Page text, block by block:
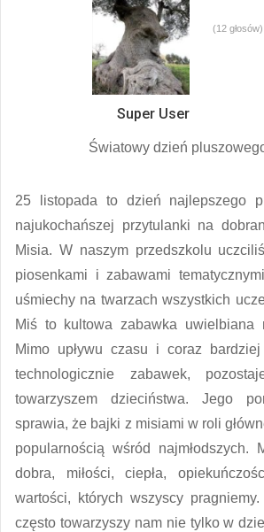
Super User
(12 głosów)
Światowy dzień
25 listopada to dzień najlepszego
najukochańszej przytulanki na
Misia. W naszym przedszkolu
piosenkami i zabawami
uśmiechy na twarzach wszystkich
Miś to kultowa zabawka uwielbiana
Mimo upływu czasu i coraz bardziej
technologicznie zabawek,
towarzyszem dzieciństwa. Jego
sprawia, że bajki z misiami w roli
popularnością wśród najmłodszych.
dobra, miłości, ciepła,
wartości, których wszyscy
często towarzyszy nam nie tylko w